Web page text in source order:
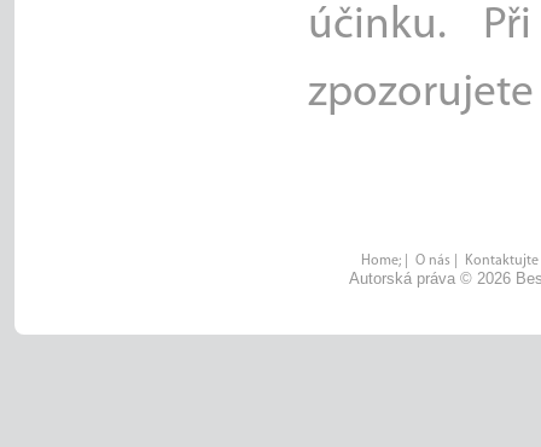
účinku.
Home;| O nás Kontaktujte
Autorská práva © 2026